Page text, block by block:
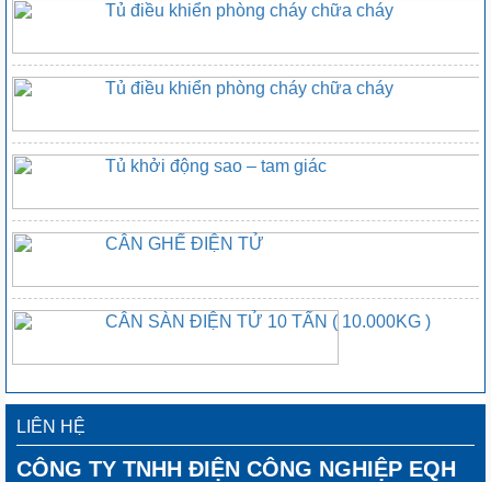
Tủ điều khiển phòng cháy chữa cháy
Tủ điều khiển phòng cháy chữa cháy
Tủ khởi động sao – tam giác
CÂN GHẾ ĐIỆN TỬ
CÂN SÀN ĐIỆN TỬ 10 TẤN ( 10.000KG )
LIÊN HỆ
CÔNG TY TNHH ĐIỆN CÔNG NGHIỆP EQH